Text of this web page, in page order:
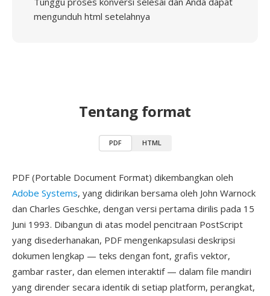
mengunduh html setelahnya
Tentang format
PDF HTML
PDF (Portable Document Format) dikembangkan oleh
Adobe Systems, yang didirikan bersama oleh John Warnock
dan Charles Geschke, dengan versi pertama dirilis pada 15
Juni 1993. Dibangun di atas model pencitraan PostScript
yang disederhanakan, PDF mengenkapsulasi deskripsi
dokumen lengkap — teks dengan font, grafis vektor,
gambar raster, dan elemen interaktif — dalam file mandiri
yang dirender secara identik di setiap platform, perangkat,